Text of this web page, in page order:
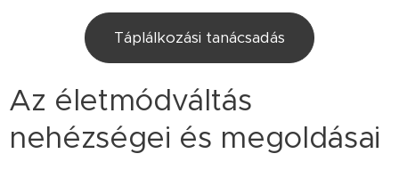
Táplálkozási tanácsadás
Az életmódváltás
nehézségei és megoldásai